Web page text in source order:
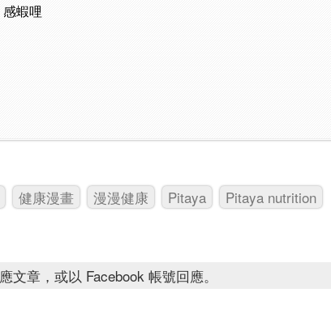
蝦哩
健康漫畫 漫漫健康 Pitaya
Pitaya nutrition
文章，或以 Facebook 帳號回應。